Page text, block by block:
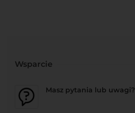
Wsparcie
Masz pytania lub uwagi?